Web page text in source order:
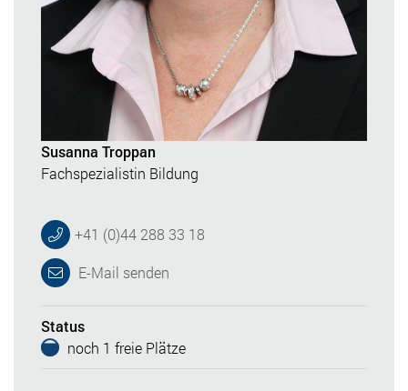
Susanna Troppan
Fachspezialistin Bildung
+41 (0)44 288 33 18
E-Mail senden
Status
noch 1 freie Plätze